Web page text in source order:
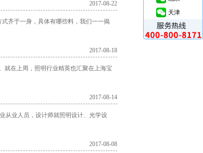
2017-08-22
齐于一身，具体有哪些料，我们一一揭
2017-08-18
就在上周，照明行业精英也汇聚在上海宝
2017-08-14
从业人员，设计师就照明设计、光学设
2017-08-08
天津